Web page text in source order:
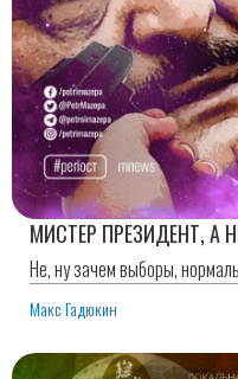
МИСТЕР ПРЕЗИДЕНТ, А
Не, ну зачем выборы,
Макс Гадюкин